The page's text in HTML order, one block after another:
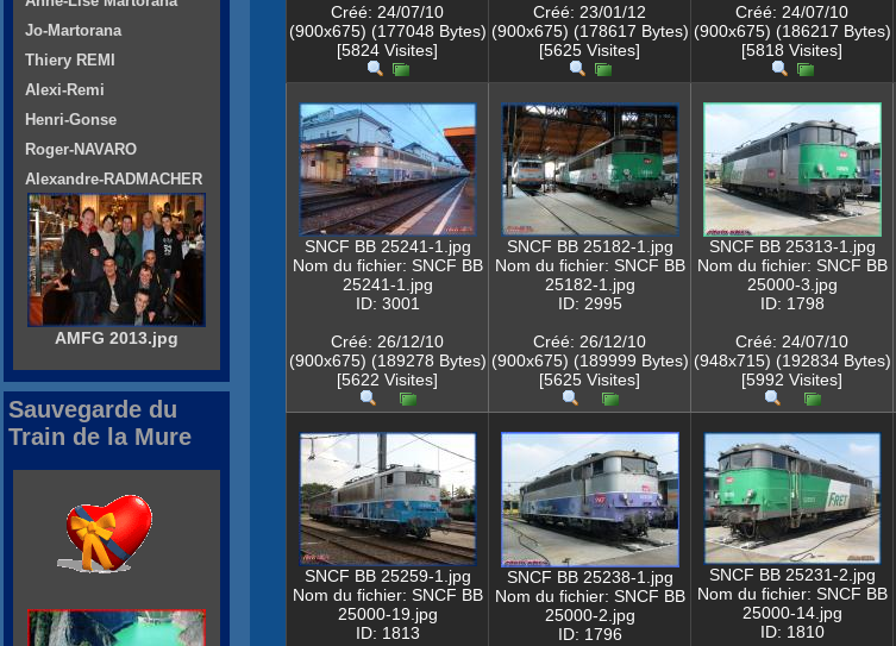
Créé: 24/07/10
(900x675) (177048 Bytes)
[5824 Visites]
Créé: 23/01/12
(900x675) (178617 Bytes)
[5625 Visites]
Créé: 24/07/10
(900x675) (186217 Bytes)
[5818 Visites]
SNCF BB 25241-1.jpg
Nom du fichier: SNCF BB
25241-1.jpg
ID: 3001
Créé: 26/12/10
(900x675) (189278 Bytes)
[5622 Visites]
SNCF BB 25182-1.jpg
Nom du fichier: SNCF BB
25182-1.jpg
ID: 2995
Créé: 26/12/10
(900x675) (189999 Bytes)
[5625 Visites]
SNCF BB 25313-1.jpg
Nom du fichier: SNCF BB
25000-3.jpg
ID: 1798
Créé: 24/07/10
(948x715) (192834 Bytes)
[5992 Visites]
SNCF BB 25259-1.jpg
Nom du fichier: SNCF BB
25000-19.jpg
ID: 1813
SNCF BB 25238-1.jpg
Nom du fichier: SNCF BB
25000-2.jpg
ID: 1796
SNCF BB 25231-2.jpg
Nom du fichier: SNCF BB
25000-14.jpg
ID: 1810
Jo-Martorana
Thiery REMI
Alexi-Remi
Henri-Gonse
Roger-NAVARO
Alexandre-RADMACHER
AMFG 2013.jpg
Sauvegarde du
Train de la Mure